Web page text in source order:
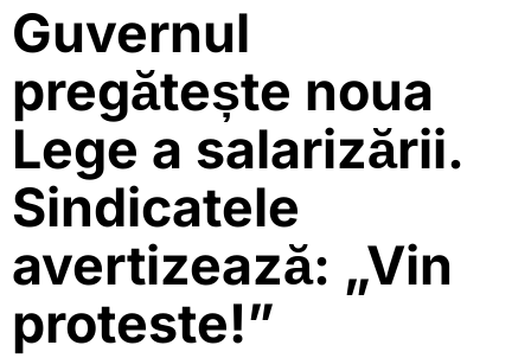
Guvernul
pregătește noua
Lege a salarizării.
Sindicatele
avertizează: „Vin
proteste!”